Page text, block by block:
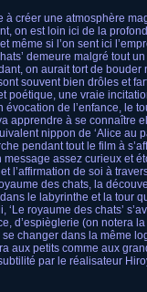
à créer une atmosphère
on est loin ici de la
même si l’on sent ici
demeure malgré tout
on aurait tort de bouder
souvent bien drôles et
poétique, une vraie
évocation de l’enfance, le
apprendre à se connaître
nippon de ‘Alice au
pendant tout le film à
assez curieux et
l’affirmation de soi à
des chats, la
le labyrinthe et la tour
royaume des chats’
d’espièglerie (on notera
changer dans la même
aux petits comme aux
par le réalisateur